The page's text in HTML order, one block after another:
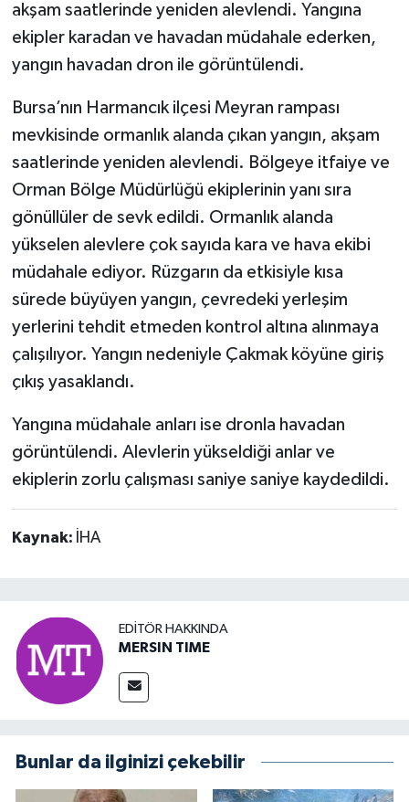
akşam saatlerinde yeniden alevlendi. Yangına
ekipler karadan ve havadan müdahale ederken,
yangın havadan dron ile görüntülendi.
Bursa’nın Harmancık ilçesi Meyran rampası
mevkisinde ormanlık alanda çıkan yangın, akşam
saatlerinde yeniden alevlendi. Bölgeye itfaiye ve
Orman Bölge Müdürlüğü ekiplerinin yanı sıra
gönüllüler de sevk edildi. Ormanlık alanda
yükselen alevlere çok sayıda kara ve hava ekibi
müdahale ediyor. Rüzgarın da etkisiyle kısa
sürede büyüyen yangın, çevredeki yerleşim
yerlerini tehdit etmeden kontrol altına alınmaya
çalışılıyor. Yangın nedeniyle Çakmak köyüne giriş
çıkış yasaklandı.
Yangına müdahale anları ise dronla havadan
görüntülendi. Alevlerin yükseldiği anlar ve
ekiplerin zorlu çalışması saniye saniye kaydedildi.
Kaynak: İHA
EDITÖR HAKKINDA
MERSIN TIME
Bunlar da ilginizi çekebilir